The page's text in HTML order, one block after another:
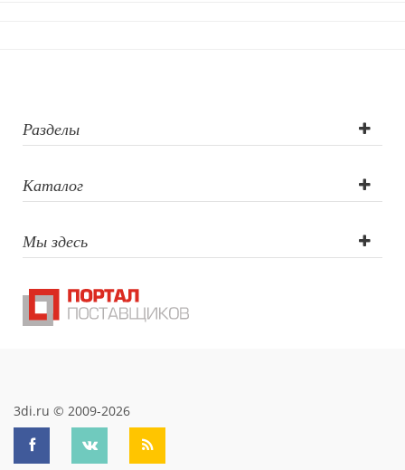
Лазерная
гравировка ,
Шелкография с
трансфером ,
Тампопечать (1
цвет), Деколь
Разделы
Каталог
Мы здесь
3di.ru © 2009-2026